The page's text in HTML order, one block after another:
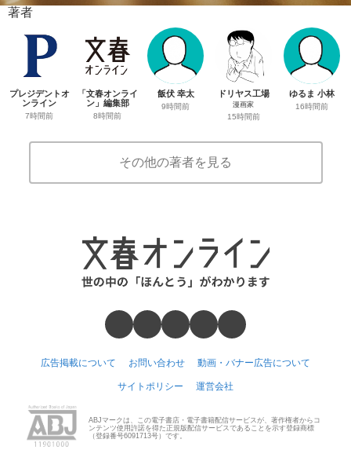
著者
プレジデントオ
ンライン
7時間前
「文春オンライ
ン」編集部
8時間前
飯伏 幸太
9時間前
ドリヤス工場
漫画家
15時間前
ゆるま 小林
16時間前
その他の著者を見る
広告掲載について お問い合わせ 動画・バナー広告について
サイトポリシー 運営会社
ABJマークは、この電子書店・電子書籍配信サービスが、著作権者からコ
ンテンツ使用許諾を得た正規版配信サービスであることを示す登録商標
（登録番号6091713号）です。